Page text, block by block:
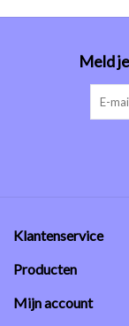
Meld
Klantenservice
Producten
Mijn account